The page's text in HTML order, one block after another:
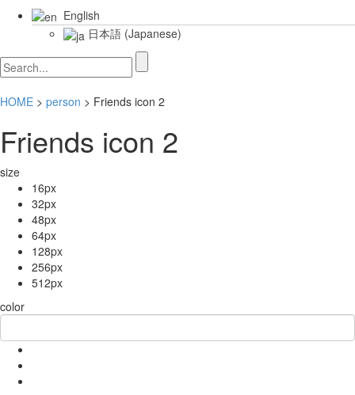
English
日本語 (Japanese)
HOME > person > Friends icon 2
Friends icon 2
size
16px
32px
48px
64px
128px
256px
512px
color